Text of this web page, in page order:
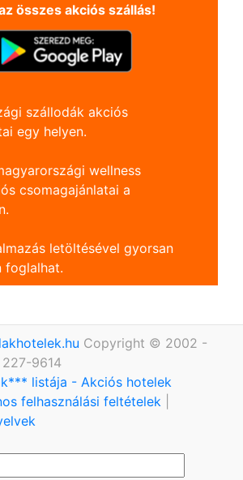
összes akciós szállás!
szállodák akciós
egy helyen.
wellness
csomagajánlatai a
letöltésével gyorsan
foglalhat.
Copyright © 2002 -
9614
listája - Akciós hotelek
felhasználási feltételek